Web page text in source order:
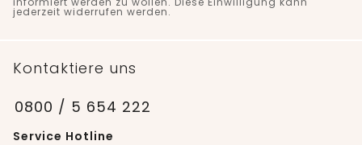
jederzeit widerrufen werden.
Kontaktiere uns
0800 / 5 654 222
Service Hotline